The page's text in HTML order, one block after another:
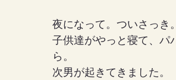
夜になって。ついさっき。
子供達がやっと寝て、パ
ら。
次男が起きてきました。